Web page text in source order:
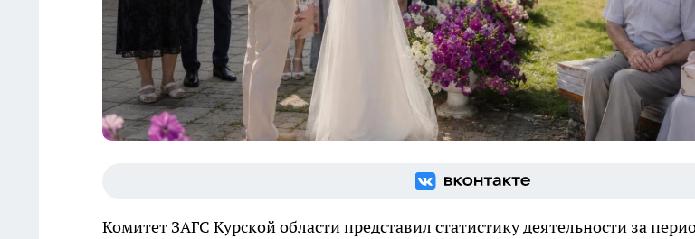
Комитет ЗАГС Курской области представил статистику деятельности за